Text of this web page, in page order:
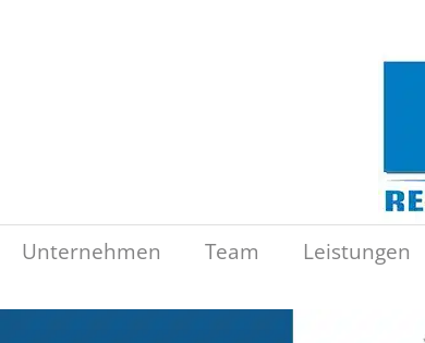
Unternehmen Team Leistungen